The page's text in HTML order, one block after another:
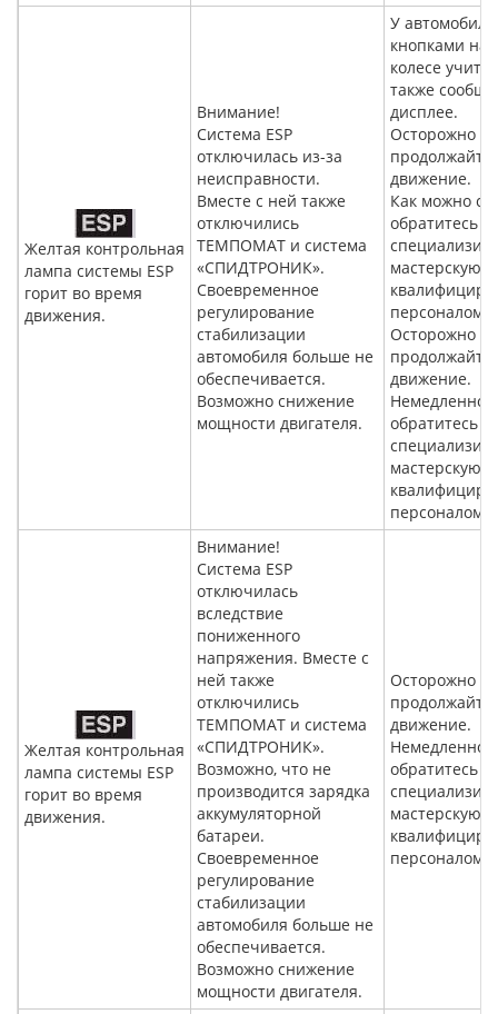
Желтая контрольная
лампа системы ESP
горит во время
движения.
Внимание!
Система ESP
отключилась из-за
неисправности.
Вместе с ней также
отключились
TEMПOMAT и система
«СПИДТРОНИК».
Своевременное
регулирование
стабилизации
автомобиля больше не
обеспечивается.
Возможно снижение
мощности двигателя.
У
кнопками на
колесе
также
дисплее.
Осторожно
продолжайте
движение.
Как можно
обратитесь в
мастерскую с
персоналом.
Осторожно
продолжайте
движение.
Немедленно
обратитесь в
мастерскую с
персоналом.
Желтая контрольная
лампа системы ESP
горит во время
движения.
Внимание!
Система ESP
отключилась
вследствие
пониженного
напряжения. Вместе с
ней также
отключились
TEMПOMAT и система
«СПИДТРОНИК».
Возможно, что не
производится зарядка
аккумуляторной
батареи.
Своевременное
регулирование
стабилизации
автомобиля больше не
обеспечивается.
Возможно снижение
мощности двигателя.
Осторожно
продолжайте
движение.
Немедленно
обратитесь в
мастерскую с
персоналом.